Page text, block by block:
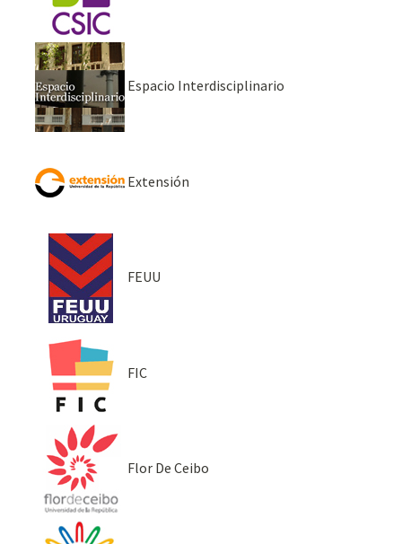
Espacio Interdisciplinario
Extensión
FEUU
FIC
Flor De Ceibo